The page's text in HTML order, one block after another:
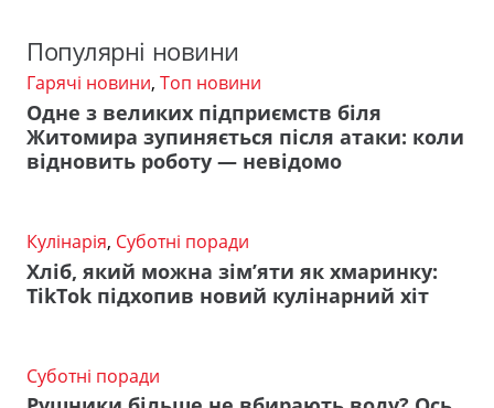
Популярні новини
Гарячі новини, Топ новини
Одне з великих підприємств біля
Житомира зупиняється після атаки: коли
відновить роботу — невідомо
Кулінарія, Суботні поради
Хліб, який можна зім’яти як хмаринку:
TikTok підхопив новий кулінарний хіт
Суботні поради